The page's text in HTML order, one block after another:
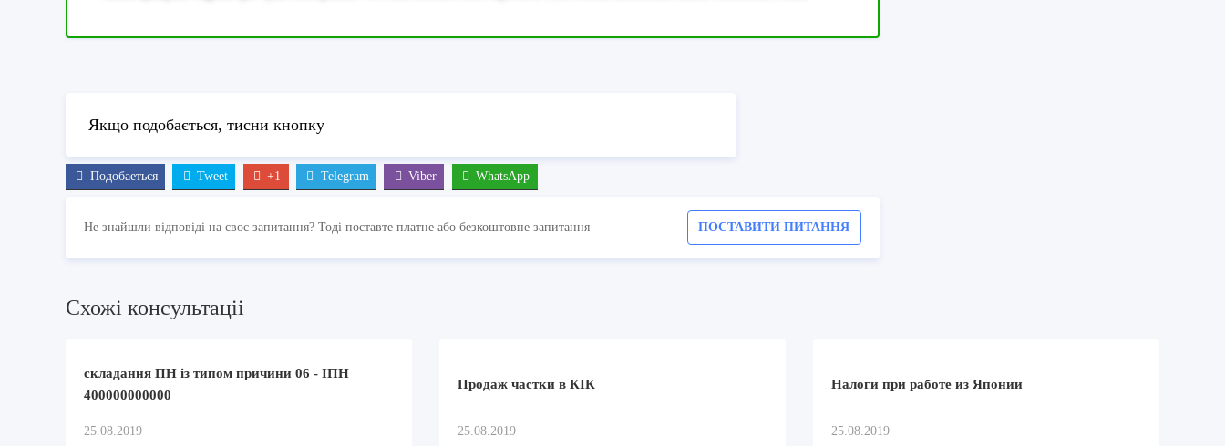
Якщо подобається, тисни кнопку
Подобаеться Tweet +1 Telegram Viber WhatsApp
Не знайшли відповіді на своє запитання? Тоді поставте платне або безкоштовне запитання ПОСТАВИТИ ПИТАННЯ
Схожi консультацii
складання ПН із типом причини 06 - ІПН
400000000000
25.08.2019
Продаж частки в КІК
25.08.2019
Налоги при работе из Японии
25.08.2019